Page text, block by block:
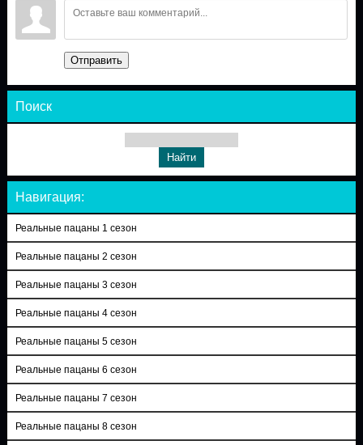
Отправить
Поиск
Навигация:
Реальные пацаны 1 сезон
Реальные пацаны 2 сезон
Реальные пацаны 3 сезон
Реальные пацаны 4 сезон
Реальные пацаны 5 сезон
Реальные пацаны 6 сезон
Реальные пацаны 7 сезон
Реальные пацаны 8 сезон